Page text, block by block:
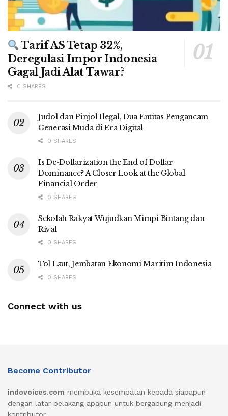
Tarif AS Tetap 32%,
Deregulasi Impor Indonesia
Gagal Jadi Alat Tawar?
0 SHARES
Judol dan Pinjol Ilegal, Dua Entitas Pengancam
Generasi Muda di Era Digital
0 SHARES
Is De-Dollarization the End of Dollar
Dominance? A Closer Look at the Global
Financial Order
0 SHARES
Sekolah Rakyat Wujudkan Mimpi Bintang dan
Rival
0 SHARES
Tol Laut, Jembatan Ekonomi Maritim Indonesia
0 SHARES
Connect with us
Become Contributor
indovoices.com membuka kesempatan kepada siapapun
dengan latar belakang apapun untuk bergabung menjadi
kontributor.